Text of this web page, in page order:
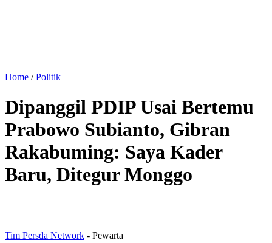
Home /Politik
Dipanggil PDIP Usai Bertemu
Prabowo Subianto, Gibran
Rakabuming: Saya Kader
Baru, Ditegur Monggo
Tim Persda Network - Pewarta